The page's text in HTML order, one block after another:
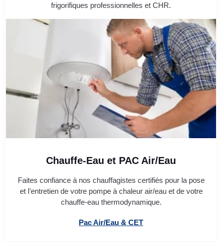
frigorifiques professionnelles et CHR.
Chauffe-Eau et PAC Air/Eau
Faites confiance à nos chauffagistes certifiés pour la pose
et l’entretien de votre pompe à chaleur air/eau et de votre
chauffe-eau thermodynamique.
Pac Air/Eau & CET